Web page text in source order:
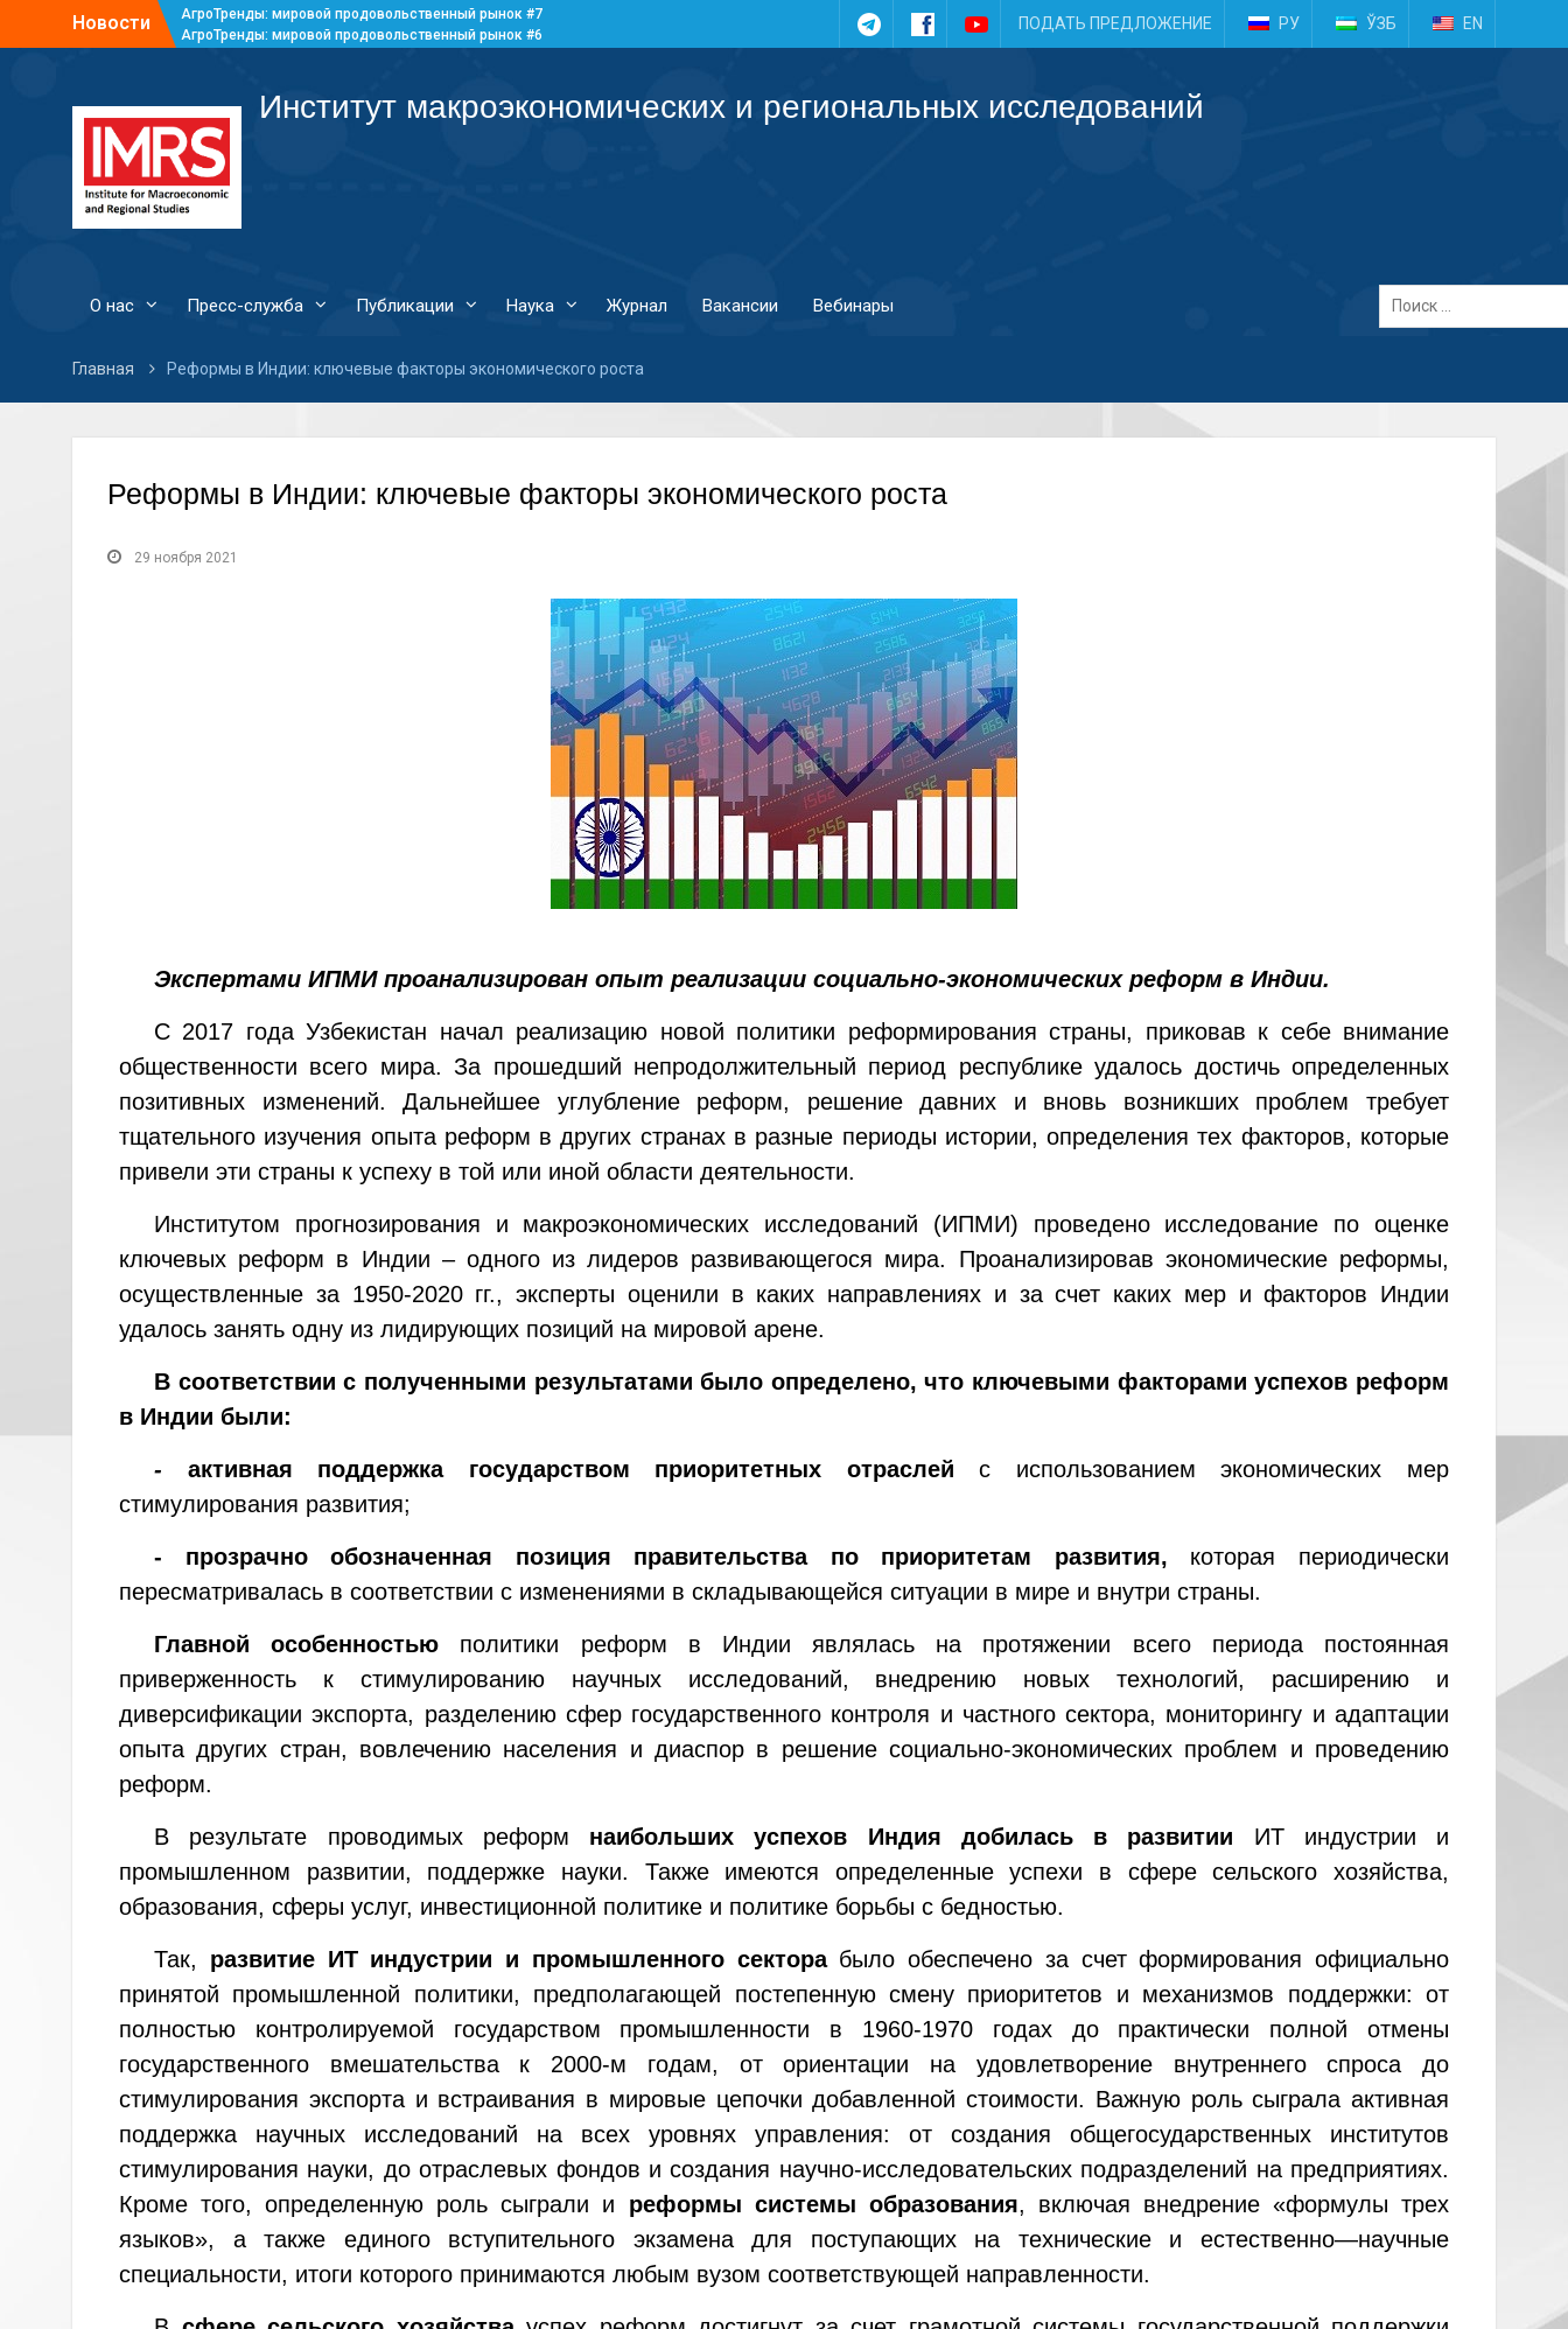
Новости
АгроТренды: мировой продовольственный рынок #7
АгроТренды: мировой продовольственный рынок #6
TelegramFacebookYouTubeПОДАТЬ ПРЕДЛОЖЕНИЕ РУ ЎЗБ EN
Институт макроэкономических и региональных исследований
О нас Пресс-служба Публикации Наука Журнал Вакансии Вебинары
Главная Реформы в Индии: ключевые факторы экономического роста
Реформы в Индии: ключевые факторы экономического роста
29 ноября 2021
Экспертами ИПМИ проанализирован опыт реализации социально-экономических реформ в Индии.
С 2017 года Узбекистан начал реализацию новой политики реформирования страны, приковав к себе внимание
общественности всего мира. За прошедший непродолжительный период республике удалось достичь определенных
позитивных изменений. Дальнейшее углубление реформ, решение давних и вновь возникших проблем требует
тщательного изучения опыта реформ в других странах в разные периоды истории, определения тех факторов, которые
привели эти страны к успеху в той или иной области деятельности.
Институтом прогнозирования и макроэкономических исследований (ИПМИ) проведено исследование по оценке
ключевых реформ в Индии – одного из лидеров развивающегося мира. Проанализировав экономические реформы,
осуществленные за 1950-2020 гг., эксперты оценили в каких направлениях и за счет каких мер и факторов Индии
удалось занять одну из лидирующих позиций на мировой арене.
В соответствии с полученными результатами было определено, что ключевыми факторами успехов реформ
в Индии были:
- активная поддержка государством приоритетных отраслей с использованием экономических мер
стимулирования развития;
- прозрачно обозначенная позиция правительства по приоритетам развития, которая периодически
пересматривалась в соответствии с изменениями в складывающейся ситуации в мире и внутри страны.
Главной особенностью политики реформ в Индии являлась на протяжении всего периода постоянная
приверженность к стимулированию научных исследований, внедрению новых технологий, расширению и
диверсификации экспорта, разделению сфер государственного контроля и частного сектора, мониторингу и адаптации
опыта других стран, вовлечению населения и диаспор в решение социально-экономических проблем и проведению
реформ.
В результате проводимых реформ наибольших успехов Индия добилась в развитии ИТ индустрии и
промышленном развитии, поддержке науки. Также имеются определенные успехи в сфере сельского хозяйства,
образования, сферы услуг, инвестиционной политике и политике борьбы с бедностью.
Так, развитие ИТ индустрии и промышленного секторабыло обеспечено за счет формирования официально
принятой промышленной политики, предполагающей постепенную смену приоритетов и механизмов поддержки: от
полностью контролируемой государством промышленности в 1960-1970 годах до практически полной отмены
государственного вмешательства к 2000-м годам, от ориентации на удовлетворение внутреннего спроса до
стимулирования экспорта и встраивания в мировые цепочки добавленной стоимости. Важную роль сыграла активная
поддержка научных исследований на всех уровнях управления: от создания общегосударственных институтов
стимулирования науки, до отраслевых фондов и создания научно-исследовательских подразделений на предприятиях.
Кроме того, определенную роль сыграли и реформы системы образования, включая внедрение «формулы трех
языков», а также единого вступительного экзамена для поступающих на технические и естественно—научные
специальности, итоги которого принимаются любым вузом соответствующей направленности.